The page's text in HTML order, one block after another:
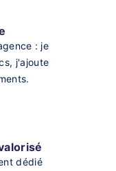
: je
j'ajoute
dédié